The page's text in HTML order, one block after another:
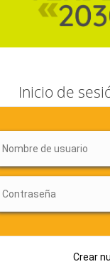
Inicio de
Crear